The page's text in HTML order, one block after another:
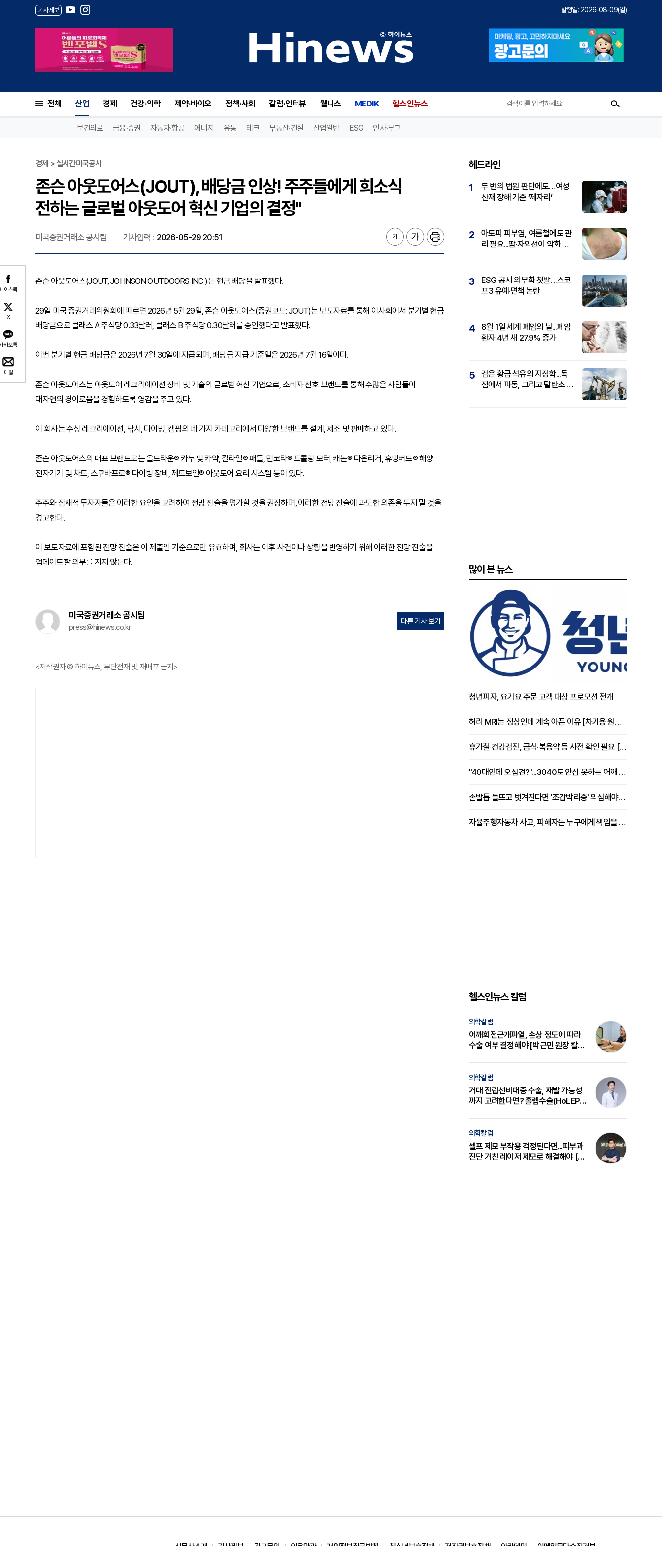
기사제보 발행일: 2026-08-09(일)
전체 산업 경제 건강·의학 제약·바이오 정책·사회 칼럼·인터뷰 웰니스 MEDIK 헬스인뉴스
보건의료 금융·증권 자동차·항공 에너지 유통 테크 부동산·건설 산업일반 ESG 인사·부고
이스북
X
카오톡
메일
경제 > 실시간미국공시
존슨 아웃도어스(JOUT), 배당금 인상! 주주들에게 희소식
전하는 글로벌 아웃도어 혁신 기업의 결정"
미국증권거래소 공시팀 기사입력 : 2026-05-29 20:51
존슨 아웃도어스(JOUT, JOHNSON OUTDOORS INC )는 현금 배당을 발표했다.
29일 미국 증권거래위원회에 따르면 2026년 5월 29일, 존슨 아웃도어스(증권코드: JOUT)는 보도자료를 통해 이사회에서 분기별 현금
배당금으로 클래스 A 주식당 0.33달러, 클래스 B 주식당 0.30달러를 승인했다고 발표했다.
이번 분기별 현금 배당금은 2026년 7월 30일에 지급되며, 배당금 지급 기준일은 2026년 7월 16일이다.
존슨 아웃도어스는 아웃도어 레크리에이션 장비 및 기술의 글로벌 혁신 기업으로, 소비자 선호 브랜드를 통해 수많은 사람들이
대자연의 경이로움을 경험하도록 영감을 주고 있다.
이 회사는 수상 레크리에이션, 낚시, 다이빙, 캠핑의 네 가지 카테고리에서 다양한 브랜드를 설계, 제조 및 판매하고 있다.
존슨 아웃도어스의 대표 브랜드로는 올드타운® 카누 및 카약, 칼라일® 패들, 민코타® 트롤링 모터, 캐논® 다운리거, 휴밍버드® 해양
전자기기 및 차트, 스쿠바프로® 다이빙 장비, 제트보일® 아웃도어 요리 시스템 등이 있다.
주주와 잠재적 투자자들은 이러한 요인을 고려하여 전망 진술을 평가할 것을 권장하며, 이러한 전망 진술에 과도한 의존을 두지 말 것을
경고한다.
이 보도자료에 포함된 전망 진술은 이 제출일 기준으로만 유효하며, 회사는 이후 사건이나 상황을 반영하기 위해 이러한 전망 진술을
업데이트할 의무를 지지 않는다.
미국증권거래소 공시팀
press@hinews.co.kr
다른 기사 보기
<저작권자 © 하이뉴스, 무단전재 및 재배포 금지>
헤드라인
1
두 번의 법원 판단에도…여성
산재 장해 기준 ‘제자리’
2
아토피 피부염, 여름철에도 관
리 필요...땀·자외선이 악화 요
3
ESG 공시 의무화 첫발…스코
프3 유예·면책 논란
4
8월 1일 세계 폐암의 날...폐암
환자 4년 새 27.9% 증가
5
검은 황금 석유의 지정학...독
점에서 파동, 그리고 탈탄소 패
많이 본 뉴스
청년피자, 요기요 주문 고객 대상 프로모션 전개
허리 MRI는 정상인데 계속 아픈 이유 [차기용 원장 칼럼]
휴가철 건강검진, 금식·복용약 등 사전 확인 필요 [정도감 원장 칼럼]
"40대인데 오십견?"...3040도 안심 못하는 어깨 유착성 관절낭염
손발톱 들뜨고 벗겨진다면 '조갑박리증' 의심해야 [김철윤 원장 칼럼]
자율주행자동차 사고, 피해자는 누구에게 책임을 물을 수 있을까
헬스인뉴스 칼럼
의학칼럼
어깨회전근개파열, 손상 정도에 따라
수술 여부 결정해야 [박근민 원장 칼
의학칼럼
거대 전립선비대증 수술, 재발 가능성
까지 고려한다면? 홀렙수술(HoLEP)
의학칼럼
셀프 제모 부작용 걱정된다면...피부과
진단 거친 레이저 제모로 해결해야 [변